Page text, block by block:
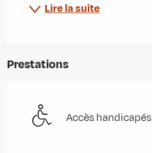
Lire la suite
Prestations
Accès handicapés